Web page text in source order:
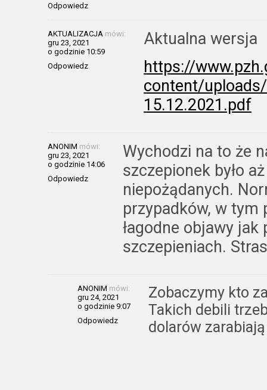
Odpowiedz
AKTUALIZACJA mówi:
gru 23, 2021
o godzinie 10:59
Odpowiedz
Aktualna wersja
https://
content/
15.12.2021.pdf
ANONIM mówi:
gru 23, 2021
o godzinie 14:06
Odpowiedz
Wychodzi na to że
szczepionek było
niepożądanych.
przypadków, w tym
łagodne objawy
szczepieniach.
ANONIM mówi:
gru 24, 2021
o godzinie 9:07
Odpowiedz
Zobaczymy kto
Takich debili
dolarów